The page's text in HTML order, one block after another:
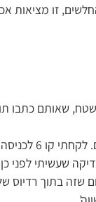
זו מציאות
שאותם כתבו
“כבוד מערכת שערים. אני
תיקפתי בקו 6 וירד לי מהערך הצבור